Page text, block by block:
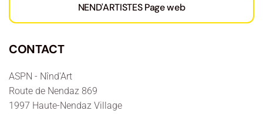
NEND'ARTISTES Page web
CONTACT
ASPN - Nînd'Art
Route de Nendaz 869
1997 Haute-Nendaz Village